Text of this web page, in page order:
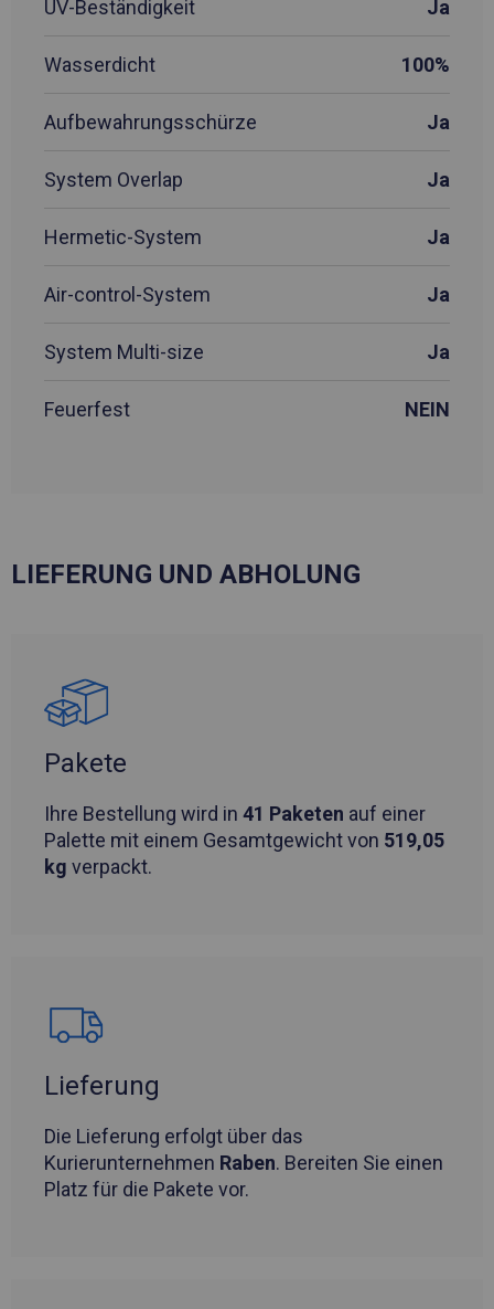
UV-Beständigkeit Ja
Wasserdicht 100%
Aufbewahrungsschürze Ja
System Overlap Ja
Hermetic-System Ja
Air-control-System Ja
System Multi-size Ja
Feuerfest NEIN
LIEFERUNG UND ABHOLUNG
Pakete
Ihre Bestellung wird in 41 Paketen auf einer
Palette mit einem Gesamtgewicht von 519,05
kg verpackt.
Lieferung
Die Lieferung erfolgt über das
Kurierunternehmen Raben. Bereiten Sie einen
Platz für die Pakete vor.